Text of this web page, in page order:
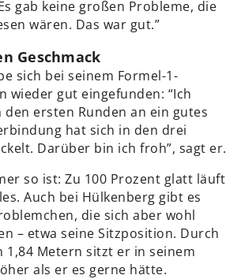
gab keine großen Probleme, die
wären. Das war gut.”
Geschmack
sich bei seinem Formel-1-
wieder gut eingefunden: “Ich
ersten Runden an ein gutes
hat sich in den drei
Darüber bin ich froh”, sagt er.
so ist: Zu 100 Prozent glatt läuft
Auch bei Hülkenberg gibt es
die sich aber wohl
– etwa seine Sitzposition. Durch
1,84 Metern sitzt er in seinem
als er es gerne hätte.